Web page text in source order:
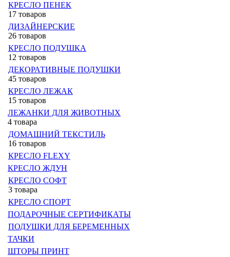
КРЕСЛО ПЕНЕК
17 товаров
ДИЗАЙНЕРСКИЕ
26 товаров
КРЕСЛО ПОДУШКА
12 товаров
ДЕКОРАТИВНЫЕ ПОДУШКИ
45 товаров
КРЕСЛО ЛЕЖАК
15 товаров
ЛЕЖАНКИ ДЛЯ ЖИВОТНЫХ
4 товара
ДОМАШНИЙ ТЕКСТИЛЬ
16 товаров
КРЕСЛО FLEXY
КРЕСЛО ЖДУН
КРЕСЛО СОФТ
3 товара
КРЕСЛО СПОРТ
ПОДАРОЧНЫЕ СЕРТИФИКАТЫ
ПОДУШКИ ДЛЯ БЕРЕМЕННЫХ
ТАЧКИ
ШТОРЫ ПРИНТ